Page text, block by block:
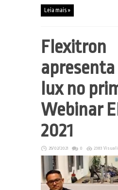
Leia mais »
Flexitron
lux no
Webinar
2021
25/02/2021 0 2383